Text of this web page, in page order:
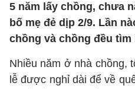
5 năm lấy chồng, chưa
bố mẹ đẻ dịp 2/9. Lần
chồng và chồng đều
Nhiều năm ở nhà chồng,
lễ được nghỉ dài để về